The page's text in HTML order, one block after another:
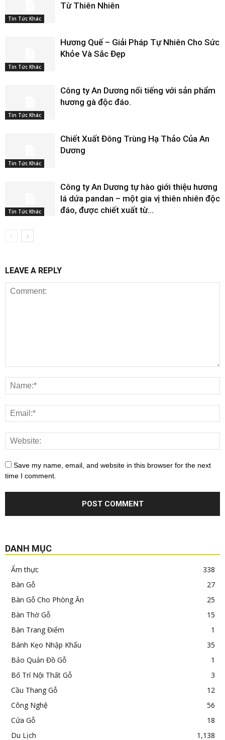
Tin Tức Khác
Từ Thiên Nhiên
Tin Tức Khác
Hương Quế – Giải Pháp Tự Nhiên Cho Sức
Khỏe Và Sắc Đẹp
Tin Tức Khác
Công ty An Dương nổi tiếng với sản phẩm
hương gà độc đáo.
Tin Tức Khác
Chiết Xuất Đông Trùng Hạ Thảo Của An
Dương
Tin Tức Khác
Công ty An Dương tự hào giới thiệu hương
lá dứa pandan – một gia vị thiên nhiên độc
đáo, được chiết xuất từ...
LEAVE A REPLY
Save my name, email, and website in this browser for the next
time I comment.
DANH MỤC
Ẩm thực
338
Bàn Gỗ
27
Bàn Gỗ Cho Phòng Ăn
25
Bàn Thờ Gỗ
15
Bàn Trang Điểm
1
Bánh Kẹo Nhập Khẩu
35
Bảo Quản Đồ Gỗ
1
Bố Trí Nội Thất Gỗ
3
Cầu Thang Gỗ
12
Công Nghệ
56
Cửa Gỗ
18
Du Lịch
1,138